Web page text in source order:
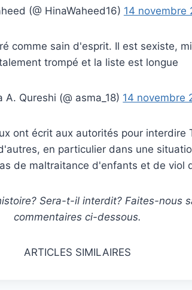
(@ HinaWaheed16) 14 novembre
comme sain d'esprit. Il est sexiste,
trompé et la liste est longue
A. Qureshi (@ asma_18) 14 novembre
ont écrit aux autorités pour interdire
en particulier dans une
de maltraitance d'enfants et de viol
Sera-t-il interdit? Faites-nous
commentaires ci-dessous.
ARTICLES SIMILAIRES